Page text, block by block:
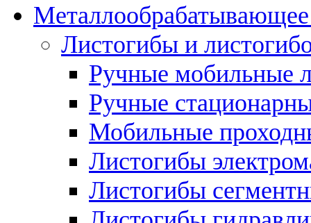
Металлообрабатывающее
Листогибы и
Ручные мобильные
Ручные
Мобильные
Листогибы
Листогибы